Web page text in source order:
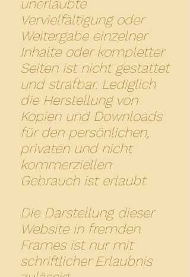
unerlaubte
Vervielfältigung oder
Weitergabe einzelner
Inhalte oder kompletter
Seiten ist nicht gestattet
und strafbar. Lediglich
die Herstellung von
Kopien und Downloads
für den persönlichen,
privaten und nicht
kommerziellen
Gebrauch ist erlaubt.
Die Darstellung dieser
Website in fremden
Frames ist nur mit
schriftlicher Erlaubnis